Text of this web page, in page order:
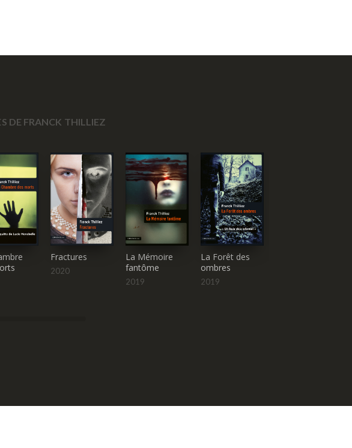
DE FRANCK THILLIEZ
Fractures
2020
La Mémoire
fantôme
2019
La Forêt des
ombres
2019